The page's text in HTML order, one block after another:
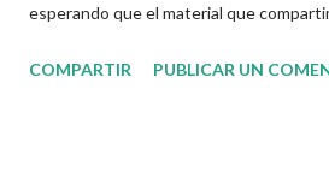
esperando que el material que
compartir con ustedes este increíble
COMPARTIR PUBLICAR UN